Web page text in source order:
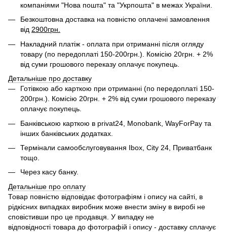
компаніями "Нова пошта" та "Укрпошта" в межах України.
Безкоштовна доставка на повністю оплачені замовлення
від 2900грн.
Накладний платіж - оплата при отриманні після огляду
товару (по передоплаті 150-200грн.). Комісію 20грн. + 2%
від суми грошового переказу оплачує покупець.
Детальніше про доставку
Готівкою або карткою при отриманні (по передоплаті 150-
200грн.). Комісію 20грн. + 2% від суми грошового переказу
оплачує покупець.
Банківською карткою в privat24, Monobank, WayForPay та
інших банківських додатках.
Термінали самообслуговування Ibox, City 24, Приватбанк
тощо.
Через касу банку.
Детальніше про оплату
Товар повністю відповідає фотографіям і опису на сайті, в
рідкісних випадках виробник може внести зміну в виробі не
сповістивши про це продавця. У випадку не
відповідності товара до фотографій і опису - доставку сплачує